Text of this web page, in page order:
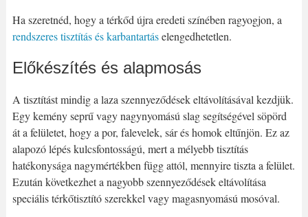
Ha szeretnéd, hogy a térkőd újra eredeti színében ragyogjon, a
rendszeres tisztítás és karbantartáselengedhetetlen.
Előkészítés és alapmosás
A tisztítást mindig a laza szennyeződések eltávolításával kezdjük.
Egy kemény seprű vagy nagynyomású slag segítségével söpörd
át a felületet, hogy a por, falevelek, sár és homok eltűnjön. Ez az
alapozó lépés kulcsfontosságú, mert a mélyebb tisztítás
hatékonysága nagymértékben függ attól, mennyire tiszta a felület.
Ezután következhet a nagyobb szennyeződések eltávolítása
speciális térkőtisztító szerekkel vagy magasnyomású mosóval.